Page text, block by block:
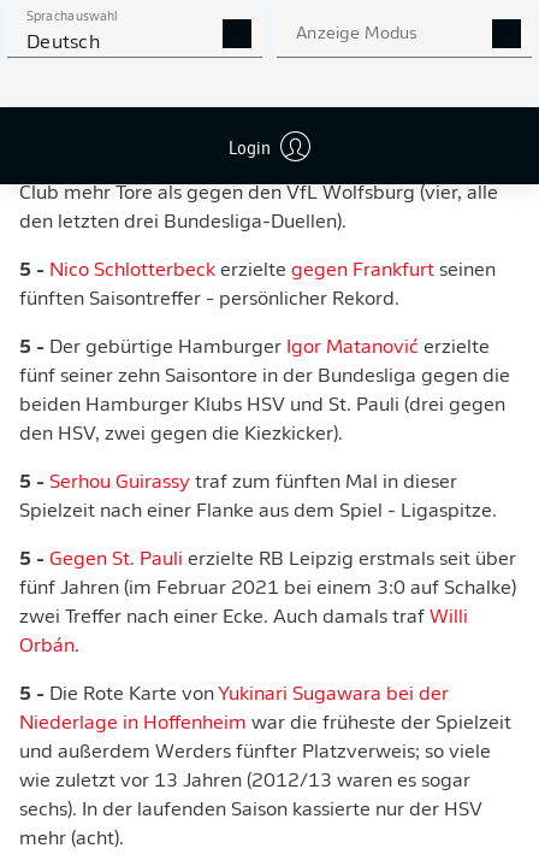
Sprachauswahl
Deutsch Anzeige Modus
Login
Köln).
4 -Leverkusens Führungstrefferin Stuttgartwar erst das
erzielte in seiner Karriere gegen keinen
Club mehr Tore als gegen den VfL Wolfsburg (vier, alle
den letzten drei Bundesliga-Duellen).
5 - Nico Schlotterbeck erzielte gegen Frankfurt seinen
fünften Saisontreffer - persönlicher Rekord.
5 - Der gebürtige Hamburger Igor Matanović erzielte
fünf seiner zehn Saisontore in der Bundesliga gegen die
beiden Hamburger Klubs HSV und St. Pauli (drei gegen
den HSV, zwei gegen die Kiezkicker).
5 - Serhou Guirassy traf zum fünften Mal in dieser
Spielzeit nach einer Flanke aus dem Spiel - Ligaspitze.
5 - Gegen St. Pauli erzielte RB Leipzig erstmals seit über
fünf Jahren (im Februar 2021 bei einem 3:0 auf Schalke)
zwei Treffer nach einer Ecke. Auch damals traf Willi
Orbán.
5 - Die Rote Karte von Yukinari Sugawara bei der
Niederlage in Hoffenheim war die früheste der Spielzeit
und außerdem Werders fünfter Platzverweis; so viele
wie zuletzt vor 13 Jahren (2012/13 waren es sogar
sechs). In der laufenden Saison kassierte nur der HSV
mehr (acht).